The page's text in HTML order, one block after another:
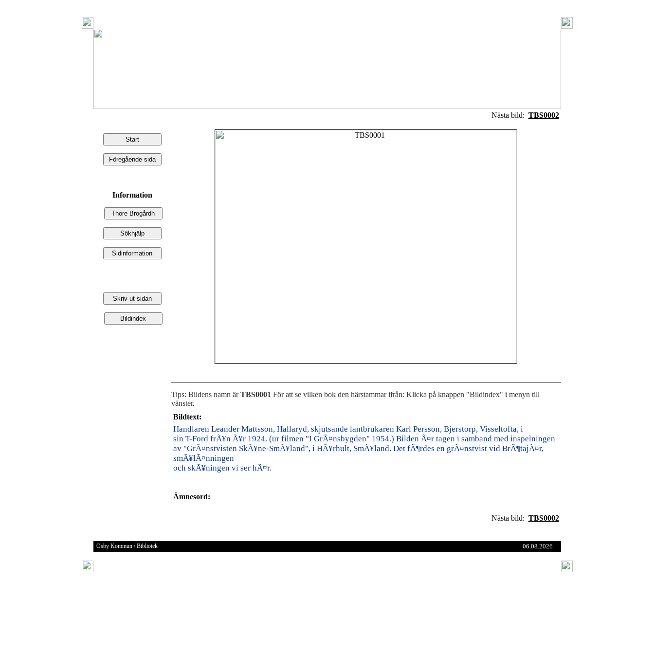
Information
Nästa bild: TBS0002
Tips: Bildens namn ärTBS0001 För att se vilken bok den härstammar ifrån: Klicka på knappen "Bildindex" i menyn till
vänster.
Bildtext:
Handlaren Leander Mattsson, Hallaryd, skjutsande lantbrukaren Karl Persson, Bjerstorp, Visseltofta, i
sin T-Ford frÃ¥n Ã¥r 1924. (ur filmen "I GrÃ¤nsbygden" 1954.) Bilden Ã¤r tagen i samband med inspelningen
av "GrÃ¤nstvisten SkÃ¥ne-SmÃ¥land", i HÃ¥rhult, SmÃ¥land. Det fÃ¶rdes en grÃ¤nstvist vid BrÃ¶tajÃ¤r,
smÃ¥lÃ¤nningen
och skÃ¥ningen vi ser hÃ¤r.
Ämnesord:
Nästa bild: TBS0002
Osby Kommun / Bibliotek 06.08.2026